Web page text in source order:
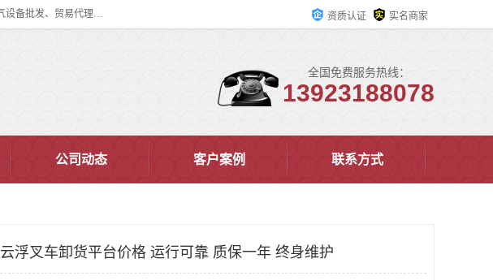
佛山市皇加力机械设备有限公司成立于2017年，注册地位于佛山市南海区。经营范围包括：其他机械设备及电子产品批发、电气设备批发、贸易代理、五金产品批发等；主要产品有：移动式登车桥、叉车装卸货平台、移动式升降机、升降货梯、油桶夹具、电动堆高车。 资质认证 实名商家
全国免费服务热线：
13923188078
公司动态 客户案例 联系方式
云浮叉车卸货平台价格 运行可靠 质保一年 终身维护